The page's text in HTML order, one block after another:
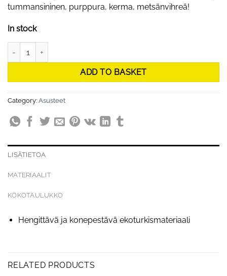
tummansininen, purppura, kerma, metsänvihreä!
In stock
ADD TO BASKET
Category: Asusteet
LISÄTIETOA
MATERIAALIT
KOKOTAULUKKO
Hengittävä ja konepestävä ekoturkismateriaali
RELATED PRODUCTS